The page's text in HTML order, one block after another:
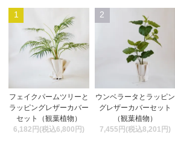
1
フェイクパームツリーと
ラッピングレザーカバー
セット（観葉植物）
6,182円(税込6,800円)
2
ウンベラータとラッピン
グレザーカバーセット
（観葉植物）
7,455円(税込8,201円)